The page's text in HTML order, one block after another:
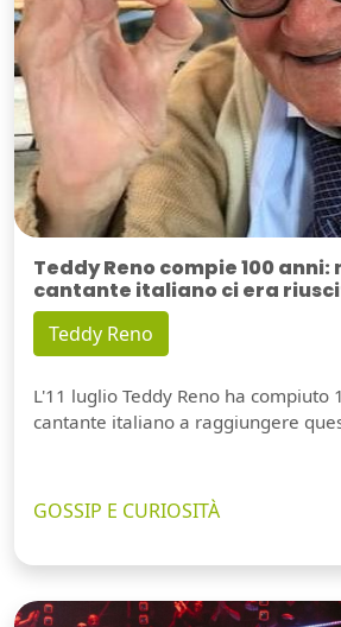
Teddy Reno compie 100 anni:
cantante italiano ci era
Teddy Reno
L'11 luglio Teddy Reno ha compiuto
cantante italiano a raggiungere
GOSSIP E CURIOSITÀ